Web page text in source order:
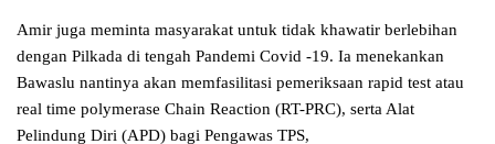
Amir juga meminta masyarakat untuk tidak khawatir berlebihan
dengan Pilkada di tengah Pandemi Covid -19. Ia menekankan
Bawaslu nantinya akan memfasilitasi pemeriksaan rapid test atau
real time polymerase Chain Reaction (RT-PRC), serta Alat
Pelindung Diri (APD) bagi Pengawas TPS,